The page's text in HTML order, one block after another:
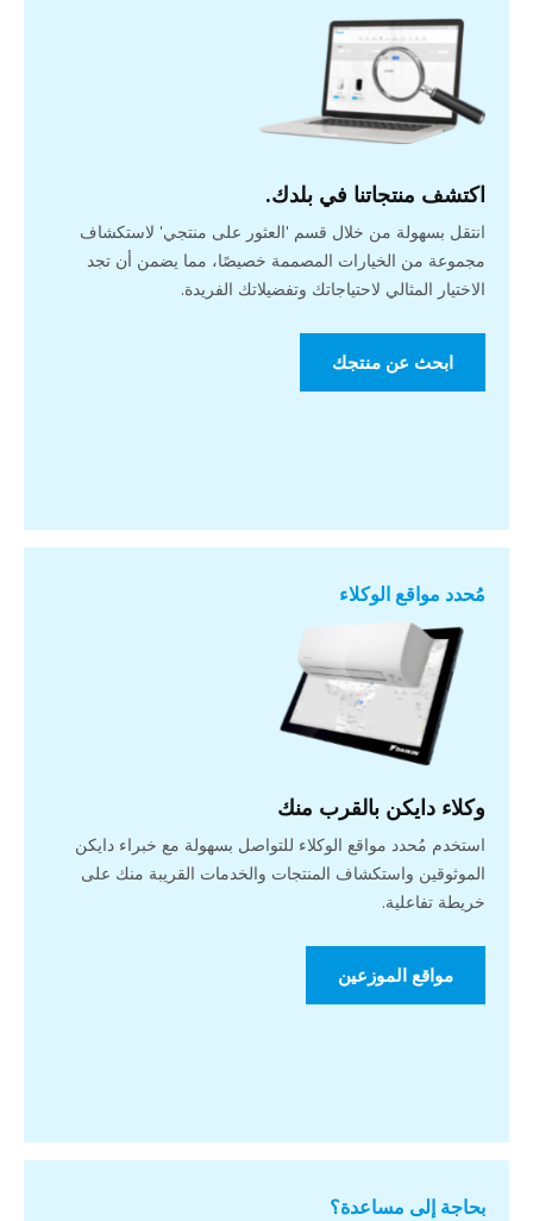
اكتشف منتجاتنا في بلدك.
انتقل بسهولة من خلال قسم 'العثور على منتجي' لاستكشاف
مجموعة من الخيارات المصممة خصيصًا، مما يضمن أن تجد
الاختيار المثالي لاحتياجاتك وتفضيلاتك الفريدة.
ابحث عن منتجك
مُحدد مواقع الوكلاء
وكلاء دايكن بالقرب منك
استخدم مُحدد مواقع الوكلاء للتواصل بسهولة مع خبراء دايكن
الموثوقين واستكشاف المنتجات والخدمات القريبة منك على
خريطة تفاعلية.
مواقع الموزعين
بحاجة إلى مساعدة؟